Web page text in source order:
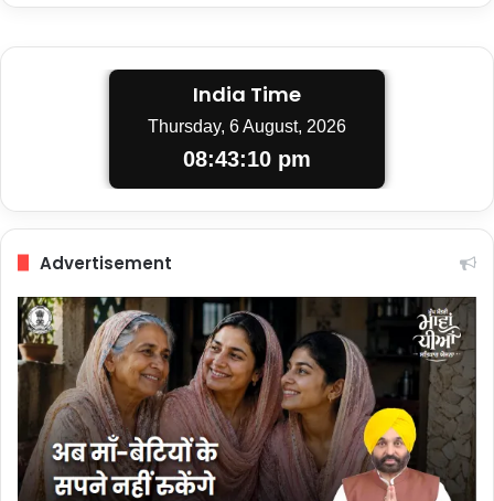
India Time
Thursday, 6 August, 2026
08:43:10 pm
Advertisement